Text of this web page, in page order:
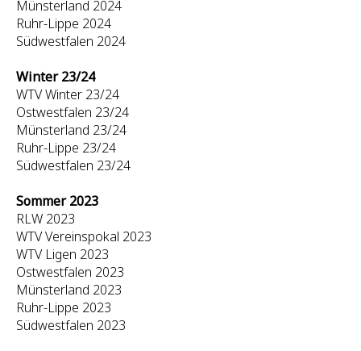
Münsterland 2024
Ruhr-Lippe 2024
Südwestfalen 2024
Winter 23/24
WTV Winter 23/24
Ostwestfalen 23/24
Münsterland 23/24
Ruhr-Lippe 23/24
Südwestfalen 23/24
Sommer 2023
RLW 2023
WTV Vereinspokal 2023
WTV Ligen 2023
Ostwestfalen 2023
Münsterland 2023
Ruhr-Lippe 2023
Südwestfalen 2023